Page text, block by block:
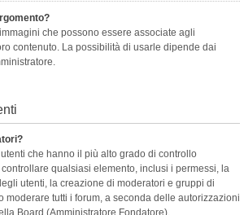
che possono essere associate agli
contenuto. La possibilità di usarle dipende dai
che hanno il più alto grado di controllo
qualsiasi elemento, inclusi i permessi, la
utenti, la creazione di moderatori e gruppi di
moderare tutti i forum, a seconda delle autorizzazioni
Board (Amministratore Fondatore).